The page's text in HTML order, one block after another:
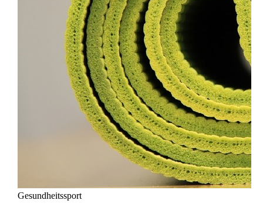
Gesundheitssport